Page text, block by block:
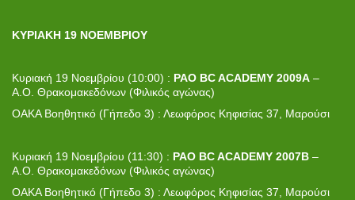
ΚΥΡΙΑΚΗ 19 ΝΟΕΜΒΡΙΟΥ
Κυριακή 19 Νοεμβρίου (10:00) : PAO BC ACADEMY 2009A –
Α.Ο. Θρακομακεδόνων (Φιλικός αγώνας)
ΟΑΚΑ Βοηθητικό (Γήπεδο 3) : Λεωφόρος Κηφισίας 37, Μαρούσι
Κυριακή 19 Νοεμβρίου (11:30) : PAO BC ACADEMY 2007B –
Α.Ο. Θρακομακεδόνων (Φιλικός αγώνας)
ΟΑΚΑ Βοηθητικό (Γήπεδο 3) : Λεωφόρος Κηφισίας 37, Μαρούσι